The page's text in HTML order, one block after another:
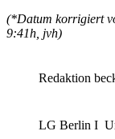
(*Datum korrigiert
9:41h, jvh)
Redaktion
LG Berlin I